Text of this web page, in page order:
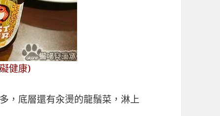
健康)
，底層還有汆燙的龍鬚菜，淋上